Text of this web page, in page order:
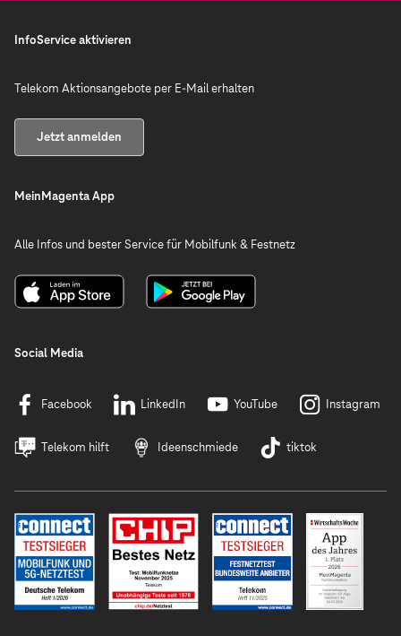
InfoService aktivieren
Telekom Aktionsangebote per E-Mail erhalten
Jetzt anmelden
MeinMagenta App
Alle Infos und bester Service für Mobilfunk & Festnetz
Social Media
Facebook LinkedIn YouTube Instagram
Telekom hilft Ideenschmiede tiktok